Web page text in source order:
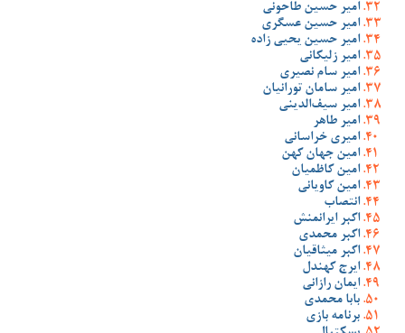
امیر حسین طاحونی
امیر حسین عسگری
امیر حسین یحیی زاده
امیر زلیکانی
امیر سام نصیری
امیر سامان تورانیان
امیر سیف‌الدینی
امیر طاهر
امیری خراسانی
امین جهان کهن
امین کاظمیان
امین کاویانی
انتصاب
اکبر ایرانمنش
اکبر محمدی
اکبر میثاقیان
ایرج کهندل
ایمان رازانی
بابا محمدی
برنامه بازی